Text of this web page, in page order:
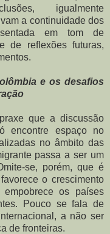
igualmente
a continuidade dos
em tom de
de reflexões futuras,
e os desafios
que a discussão
encontre espaço no
no âmbito das
passa a ser um
se, porém, que é
o crescimento
os países
Pouco se fala de
a não ser
de fronteiras.